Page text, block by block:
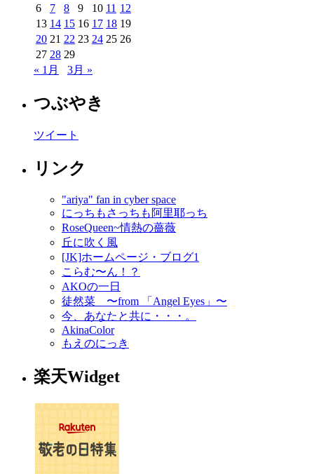
6
7 8 9 10 11 12
13 14 15 16 17 18 19
20 21 22 23 24 25 26
27 28 29
« 1月
3月 »
つぶやき
ツイート
リンク
"ariya" fan in cyber space
にっちもさっちも阿里耶っち
RoseQueen~情熱の薔薇
丘に吹く風
[JK]ホームページ・ブログ1
こらむ〜ん！？
AKOの一日
徒然菜 〜from 「Angel Eyes」〜
今、あなたと共に・・・。
AkinaColor
もえのにっき
楽天Widget